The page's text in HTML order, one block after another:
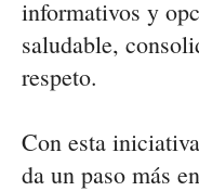
informativos y
saludable,
respeto.
Con esta
da un paso más